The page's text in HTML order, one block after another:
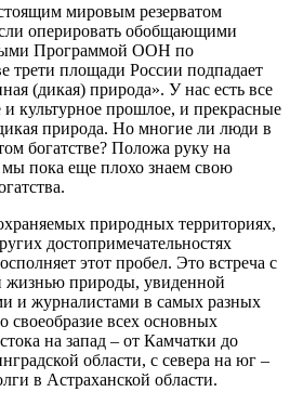
мировым резерватом
оперировать обобщающими
Программой ООН по
трети площади России подпадает
(дикая) природа». У нас есть все
и культурное прошлое, и прекрасные
природа. Но многие ли люди в
богатстве? Положа руку на
мы пока еще плохо знаем свою
природных территориях,
достопримечательностях
этот пробел. Это встреча с
жизнью природы, увиденной
и журналистами в самых разных
своеобразие всех основных
на запад – от Камчатки до
области, с севера на юг –
в Астраханской области.